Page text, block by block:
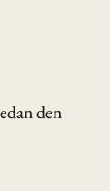
den